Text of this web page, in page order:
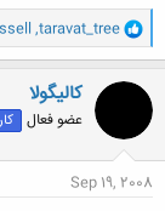
و
ا
ک
ن
ا
taravat_tree
,
کالیگولا
عضو فعال
Sep 19, 2008